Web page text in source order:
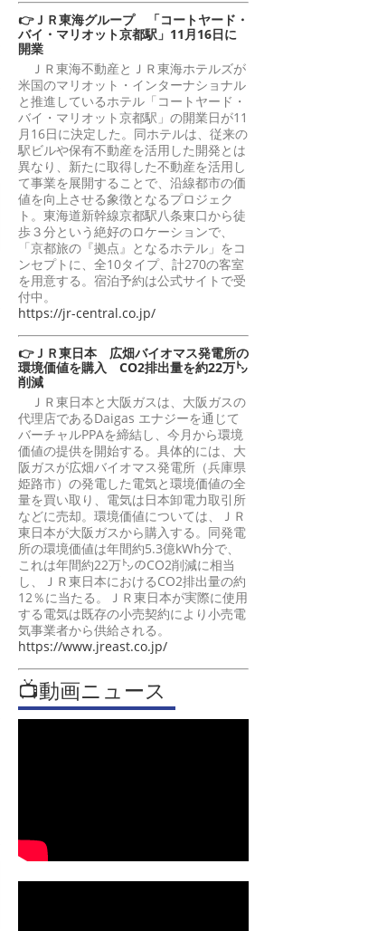
👉ＪＲ東海グループ 「コートヤード・
バイ・マリオット京都駅」11月16日に
開業
ＪＲ東海不動産とＪＲ東海ホテルズが
米国のマリオット・インターナショナル
と推進しているホテル「コートヤード・
バイ・マリオット京都駅」の開業日が11
月16日に決定した。同ホテルは、従来の
駅ビルや保有不動産を活用した開発とは
異なり、新たに取得した不動産を活用し
て事業を展開することで、沿線都市の価
値を向上させる象徴となるプロジェク
ト。東海道新幹線京都駅八条東口から徒
歩３分という絶好のロケーションで、
「京都旅の『拠点』となるホテル」をコ
ンセプトに、全10タイプ、計270の客室
を用意する。宿泊予約は公式サイトで受
付中。
https://jr-central.co.jp/
👉ＪＲ東日本 広畑バイオマス発電所の
環境価値を購入 CO2排出量を約22万㌧
削減
ＪＲ東日本と大阪ガスは、大阪ガスの
代理店であるDaigas エナジーを通じて
バーチャルPPAを締結し、今月から環境
価値の提供を開始する。具体的には、大
阪ガスが広畑バイオマス発電所（兵庫県
姫路市）の発電した電気と環境価値の全
量を買い取り、電気は日本卸電力取引所
などに売却。環境価値については、ＪＲ
東日本が大阪ガスから購入する。同発電
所の環境価値は年間約5.3億kWh分で、
これは年間約22万㌧のCO2削減に相当
し、ＪＲ東日本におけるCO2排出量の約
12％に当たる。ＪＲ東日本が実際に使用
する電気は既存の小売契約により小売電
気事業者から供給される。
https://www.jreast.co.jp/
📺動画ニュース